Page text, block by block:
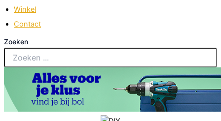
Winkel
Contact
Zoeken